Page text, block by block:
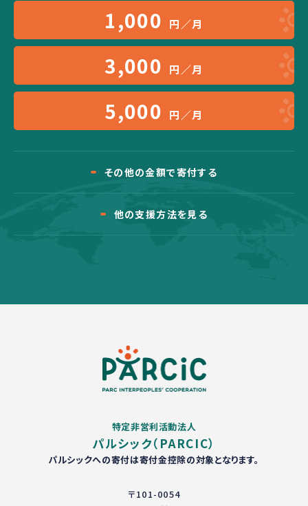
1,000 円／月
3,000 円／月
5,000 円／月
その他の金額で寄付する
他の支援方法を見る
特定非営利活動法人
パルシック（PARCIC）
パルシックへの寄付は寄付金控除の対象となります。
〒101-0054